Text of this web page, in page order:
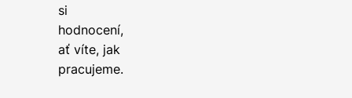
si
hodnocení,
ať víte, jak
pracujeme.